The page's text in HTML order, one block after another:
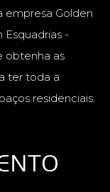
empresa Golden
Esquadrias -
obtenha as
ter toda a
residenciais.